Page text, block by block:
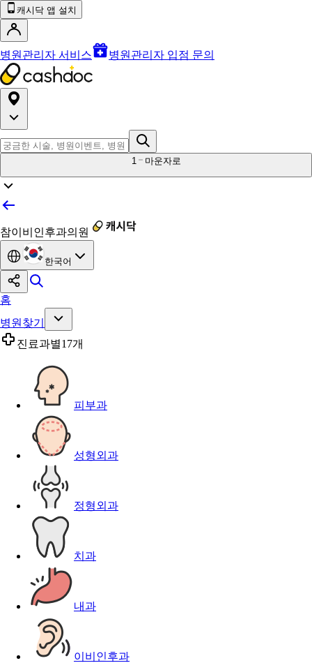
캐시닥 앱 설치
병원관리자 서비스 병원관리자 입점 문의
1 마운자로
참이비인후과의원
한국어
홈
병원찾기
진료과별17개
피부과
성형외과
정형외과
치과
내과
이비인후과